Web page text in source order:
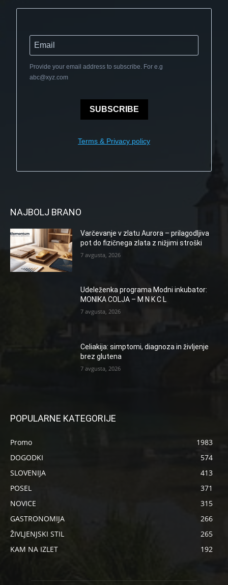
Provide your email address to subscribe. For e.g
abc@xyz.com
SUBSCRIBE
Terms & Privacy policy
NAJBOLJ BRANO
Varčevanje v zlatu Aurora – prilagodljiva
pot do fizičnega zlata z nižjimi stroški
7 avgusta, 2026
Udeleženka programa Modni inkubator:
MONIKA COLJA – M N K C L
7 avgusta, 2026
Celiakija: simptomi, diagnoza in življenje
brez glutena
7 avgusta, 2026
POPULARNE KATEGORIJE
Promo
1983
DOGODKI
574
SLOVENIJA
413
POSEL
371
NOVICE
315
GASTRONOMIJA
266
ŽIVLJENJSKI STIL
265
KAM NA IZLET
192